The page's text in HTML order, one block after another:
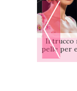
Il trucco
pelle per